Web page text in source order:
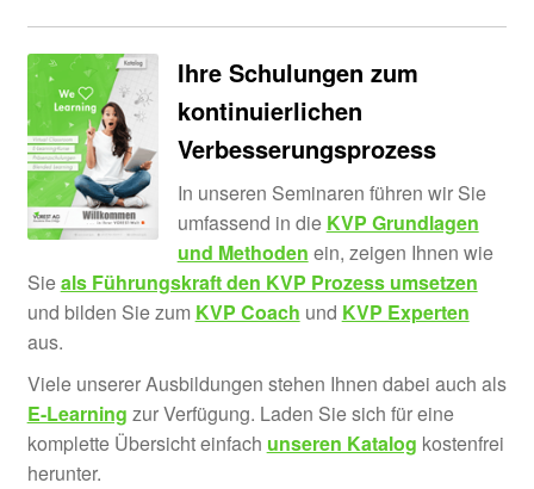
Ihre Schulungen zum
kontinuierlichen
Verbesserungsprozess
In unseren Seminaren führen wir Sie
umfassend in die KVP Grundlagen
und Methoden ein, zeigen Ihnen wie
Sieals Führungskraft den KVP Prozess umsetzen
und bilden Sie zum KVP Coach und KVP Experten
aus.
Viele unserer Ausbildungen stehen Ihnen dabei auch als
E-Learning zur Verfügung. Laden Sie sich für eine
komplette Übersicht einfach unseren Katalog kostenfrei
herunter.